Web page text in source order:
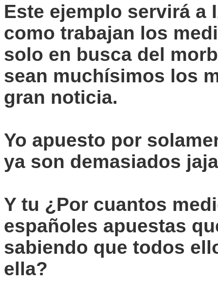
Este ejemplo servirá a
como trabajan los
solo en busca del
sean muchísimos los
gran noticia.
Yo apuesto por
ya son demasiados
Y tu ¿Por cuantos
españoles apuestas
sabiendo que todos
ella?